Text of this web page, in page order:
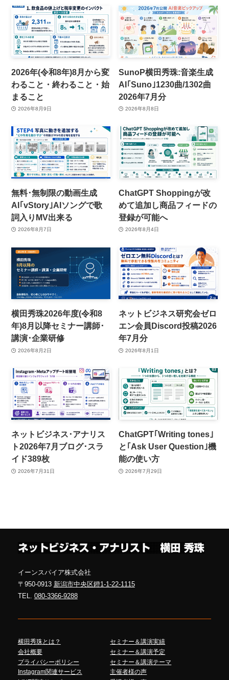
2026年(令和8年)8月から変
わること・終わること・始
まること
2026年8月9日
SunoP横田秀珠:音楽生成
AI｢Suno｣1230曲/1302曲
2026年7月分
2026年8月8日
無料･無制限の動画生成
AI｢vStory｣AIソングで歌
詞入りMV出来る
2026年8月7日
ChatGPT Shoppingが改
めて追加し商品フィードの
登録が可能へ
2026年8月4日
横田秀珠2026年度(令和8
年)8月以降セミナー講師･
講演･企業研修
2026年8月2日
ネットビジネス研究会ゼロ
エン会員Discord投稿2026
年7月分
2026年8月1日
ネットビジネス･アナリス
ト2026年7月ブログ･スラ
イド389枚
2026年7月31日
ChatGPT｢Writing tones｣
と｢Ask User Question｣機
能の使い方
2026年7月29日
イーンスパイア株式会社
〒950-0913 新潟市中央区鐙1-1-22-1115
TEL. 080-3366-9288
横田秀珠とは？
会社概要
プライバシーポリシー
Instagram関連サービス
セミナー＆講演実績
セミナー＆講演予定
セミナー＆講演テーマ
主催者様の声